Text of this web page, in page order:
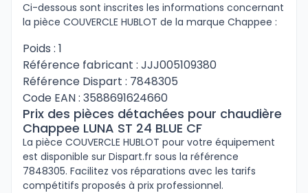
Ci-dessous sont inscrites les informations concernant
la pièce COUVERCLE HUBLOT de la marque Chappee :
Poids : 1
Référence fabricant : JJJ005109380
Référence Dispart : 7848305
Code EAN : 3588691624660
Prix des pièces détachées pour chaudière
Chappee LUNA ST 24 BLUE CF
La pièce COUVERCLE HUBLOT pour votre équipement
est disponible sur Dispart.fr sous la référence
7848305. Facilitez vos réparations avec les tarifs
compétitifs proposés à prix professionnel.